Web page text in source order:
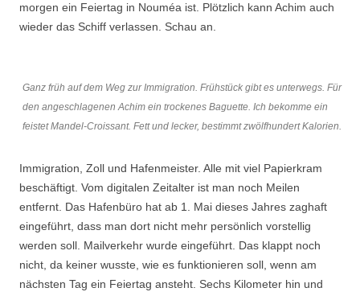
morgen ein Feiertag in Nouméa ist. Plötzlich kann Achim auch
wieder das Schiff verlassen. Schau an.
Ganz früh auf dem Weg zur Immigration. Frühstück gibt es unterwegs. Für
den angeschlagenen Achim ein trockenes Baguette. Ich bekomme ein
feistet Mandel-Croissant. Fett und lecker, bestimmt zwölfhundert Kalorien.
Immigration, Zoll und Hafenmeister. Alle mit viel Papierkram
beschäftigt. Vom digitalen Zeitalter ist man noch Meilen
entfernt. Das Hafenbüro hat ab 1. Mai dieses Jahres zaghaft
eingeführt, dass man dort nicht mehr persönlich vorstellig
werden soll. Mailverkehr wurde eingeführt. Das klappt noch
nicht, da keiner wusste, wie es funktionieren soll, wenn am
nächsten Tag ein Feiertag ansteht. Sechs Kilometer hin und